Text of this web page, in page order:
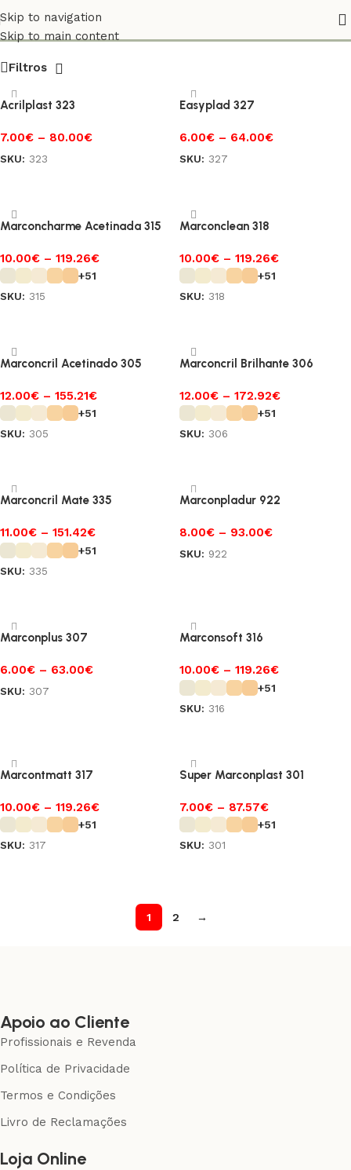
Skip to navigation
Skip to main content
Paredes e Tectos
Filtros
Acrilplast 323
7.00€ – 80.00€
SKU: 323
Easyplad 327
6.00€ – 64.00€
SKU: 327
Marconcharme Acetinada 315
10.00€ – 119.26€
+51
SKU: 315
Marconclean 318
10.00€ – 119.26€
+51
SKU: 318
Marconcril Acetinado 305
12.00€ – 155.21€
+51
SKU: 305
Marconcril Brilhante 306
12.00€ – 172.92€
+51
SKU: 306
Marconcril Mate 335
11.00€ – 151.42€
+51
SKU: 335
Marconpladur 922
8.00€ – 93.00€
SKU: 922
Marconplus 307
6.00€ – 63.00€
SKU: 307
Marconsoft 316
10.00€ – 119.26€
+51
SKU: 316
Marcontmatt 317
10.00€ – 119.26€
+51
SKU: 317
Super Marconplast 301
7.00€ – 87.57€
+51
SKU: 301
1 2 →
Apoio ao Cliente
Profissionais e Revenda
Política de Privacidade
Termos e Condições
Livro de Reclamações
Loja Online